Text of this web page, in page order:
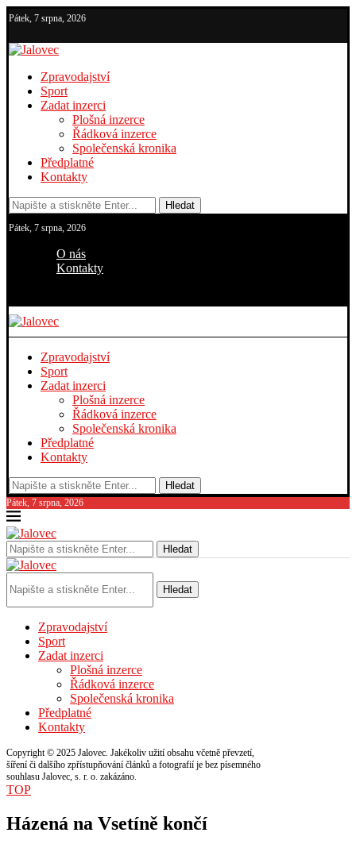
Pátek, 7 srpna, 2026
Zpravodajství
Sport
Zadat inzerci
Plošná inzerce
Řádková inzerce
Společenská kronika
Předplatné
Kontakty
Hledat
Pátek, 7 srpna, 2026
O nás
Kontakty
Zpravodajství
Sport
Zadat inzerci
Plošná inzerce
Řádková inzerce
Společenská kronika
Předplatné
Kontakty
Hledat
Pátek, 7 srpna, 2026
Hledat
Hledat
Zpravodajství
Sport
Zadat inzerci
Plošná inzerce
Řádková inzerce
Společenská kronika
Předplatné
Kontakty
Copyright © 2025 Jalovec. Jakékoliv užití obsahu včetně převzetí,
šíření či dalšího zpřístupňování článků a fotografií je bez písemného
souhlasu Jalovec, s. r. o. zakázáno.
TOP
Házená na Vsetíně končí